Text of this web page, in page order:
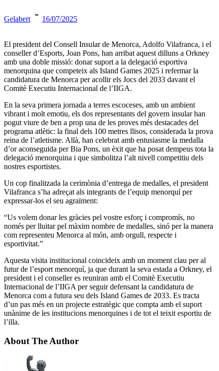
Gelabert 16/07/2025
El president del Consell Insular de Menorca, Adolfo Vilafranca, i el
conseller d’Esports, Joan Pons, han arribat aquest dilluns a Orkney
amb una doble missió: donar suport a la delegació esportiva
menorquina que competeix als Island Games 2025 i refermar la
candidatura de Menorca per acollir els Jocs del 2033 davant el
Comitè Executiu Internacional de l’IIGA.
En la seva primera jornada a terres escoceses, amb un ambient
vibrant i molt emotiu, els dos representants del govern insular han
pogut viure de ben a prop una de les proves més destacades del
programa atlètic: la final dels 100 metres llisos, considerada la prova
reina de l’atletisme. Allà, han celebrat amb entusiasme la medalla
d’or aconseguida per Bia Pons, un èxit que ha posat dempeus tota la
delegació menorquina i que simbolitza l’alt nivell competitiu dels
nostres esportistes.
Un cop finalitzada la cerimònia d’entrega de medalles, el president
Vilafranca s’ha adreçat als integrants de l’equip menorquí per
expressar-los el seu agraïment:
“Us volem donar les gràcies pel vostre esforç i compromís, no
només per lluitar pel màxim nombre de medalles, sinó per la manera
com representeu Menorca al món, amb orgull, respecte i
esportivitat.”
Aquesta visita institucional coincideix amb un moment clau per al
futur de l’esport menorquí, ja que durant la seva estada a Orkney, el
president i el conseller es reuniran amb el Comitè Executiu
Internacional de l’IIGA per seguir defensant la candidatura de
Menorca com a futura seu dels Island Games de 2033. Es tracta
d’un pas més en un projecte estratègic que compta amb el suport
unànime de les institucions menorquines i de tot el teixit esportiu de
l’illa.
About The Author